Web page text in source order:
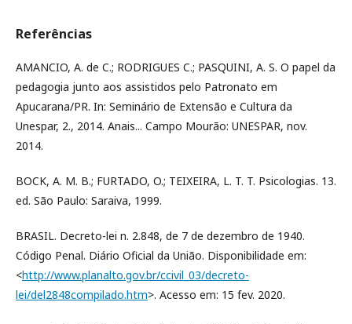
Referências
AMANCIO, A. de C.; RODRIGUES C.; PASQUINI, A. S. O papel da
pedagogia junto aos assistidos pelo Patronato em
Apucarana/PR. In: Seminário de Extensão e Cultura da
Unespar, 2., 2014. Anais... Campo Mourão: UNESPAR, nov.
2014.
BOCK, A. M. B.; FURTADO, O.; TEIXEIRA, L. T. T. Psicologias. 13.
ed. São Paulo: Saraiva, 1999.
BRASIL. Decreto-lei n. 2.848, de 7 de dezembro de 1940.
Código Penal. Diário Oficial da União. Disponibilidade em:
<http://www.planalto.gov.br/ccivil_03/decreto-
lei/del2848compilado.htm>. Acesso em: 15 fev. 2020.